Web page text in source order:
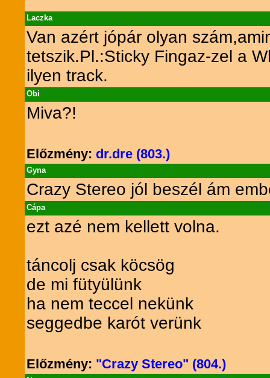
Laczka
Van azért jópár olyan
tetszik.Pl.:Sticky Fingaz-zel a
ilyen track.
Obi
Miva?!
Előzmény: dr.dre (803.)
Gyna
Crazy Stereo jól beszél ám
Cápa
ezt azé nem kellett volna.
táncolj csak köcsög
de mi fütyülünk
ha nem teccel nekünk
seggedbe karót verünk
Előzmény: "Crazy Stereo" (804.)